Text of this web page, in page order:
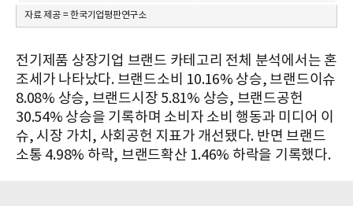
자료 제공 = 한국기업평판연구소
전기제품 상장기업 브랜드 카테고리 전체 분석에서는 혼
조세가 나타났다. 브랜드소비 10.16% 상승, 브랜드이슈
8.08% 상승, 브랜드시장 5.81% 상승, 브랜드공헌
30.54% 상승을 기록하며 소비자 소비 행동과 미디어 이
슈, 시장 가치, 사회공헌 지표가 개선됐다. 반면 브랜드
소통 4.98% 하락, 브랜드확산 1.46% 하락을 기록했다.